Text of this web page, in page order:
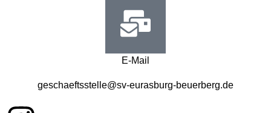
E-Mail
geschaeftsstelle@sv-eurasburg-beuerberg.de